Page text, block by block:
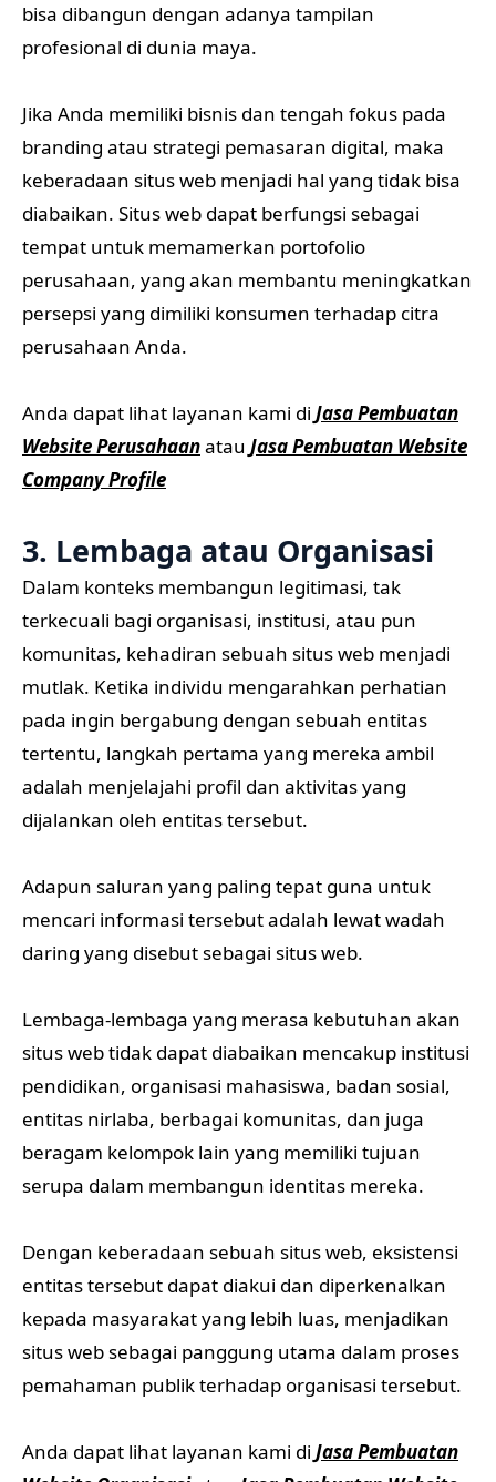
bisa dibangun dengan adanya tampilan
profesional di dunia maya.
Jika Anda memiliki bisnis dan tengah fokus pada
branding atau strategi pemasaran digital, maka
keberadaan situs web menjadi hal yang tidak bisa
diabaikan. Situs web dapat berfungsi sebagai
tempat untuk memamerkan portofolio
perusahaan, yang akan membantu meningkatkan
persepsi yang dimiliki konsumen terhadap citra
perusahaan Anda.
Anda dapat lihat layanan kami di Jasa Pembuatan
Website Perusahaanatau Jasa Pembuatan Website
Company Profile
3. Lembaga atau Organisasi
Dalam konteks membangun legitimasi, tak
terkecuali bagi organisasi, institusi, atau pun
komunitas, kehadiran sebuah situs web menjadi
mutlak. Ketika individu mengarahkan perhatian
pada ingin bergabung dengan sebuah entitas
tertentu, langkah pertama yang mereka ambil
adalah menjelajahi profil dan aktivitas yang
dijalankan oleh entitas tersebut.
Adapun saluran yang paling tepat guna untuk
mencari informasi tersebut adalah lewat wadah
daring yang disebut sebagai situs web.
Lembaga-lembaga yang merasa kebutuhan akan
situs web tidak dapat diabaikan mencakup institusi
pendidikan, organisasi mahasiswa, badan sosial,
entitas nirlaba, berbagai komunitas, dan juga
beragam kelompok lain yang memiliki tujuan
serupa dalam membangun identitas mereka.
Dengan keberadaan sebuah situs web, eksistensi
entitas tersebut dapat diakui dan diperkenalkan
kepada masyarakat yang lebih luas, menjadikan
situs web sebagai panggung utama dalam proses
pemahaman publik terhadap organisasi tersebut.
Anda dapat lihat layanan kami di Jasa Pembuatan